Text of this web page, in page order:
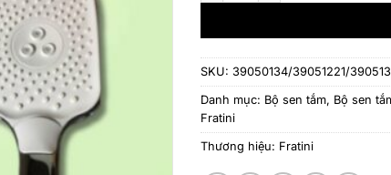
SKU: 39050134/39051221/
Danh mục: Bộ sen tắm, Bộ sen
Fratini
Thương hiệu: Fratini